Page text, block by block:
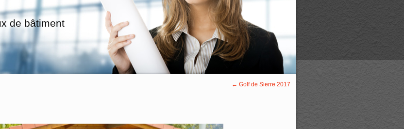
de bâtiment
← Golf de Sierre 2017